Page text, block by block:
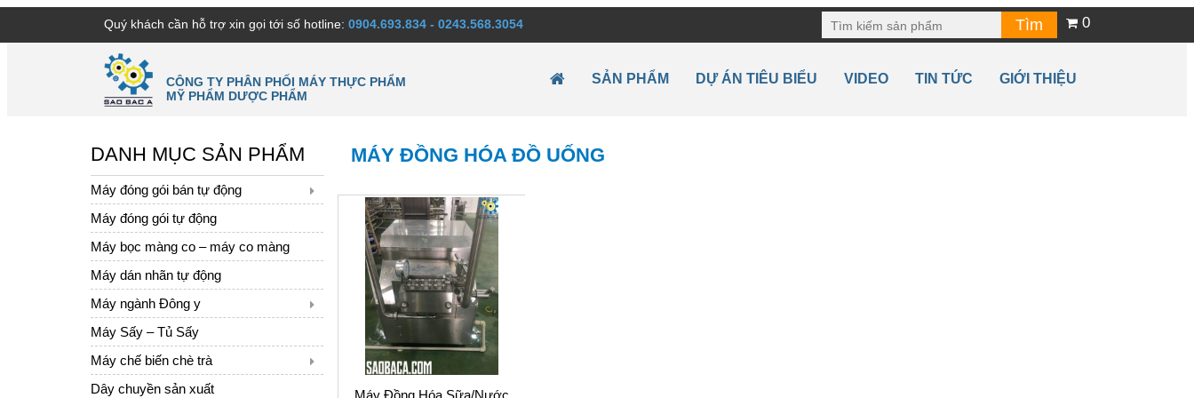
Quý khách cần hỗ trợ xin gọi tới số hotline: 0904.693.834 - 0243.568.3054 0
CÔNG TY PHÂN PHỐI MÁY THỰC PHẨM
MỸ PHẨM DƯỢC PHẨM
SẢN PHẨM DỰ ÁN TIÊU BIỂU VIDEO TIN TỨC GIỚI THIỆU
MÁY ĐỒNG HÓA ĐỒ UỐNG
Máy Đồng Hóa Sữa/Nước
DANH MỤC SẢN PHẨM
Máy đóng gói bán tự động
Máy đóng gói tự động
Máy bọc màng co – máy co màng
Máy dán nhãn tự động
Máy ngành Đông y
Máy Sấy – Tủ Sấy
Máy chế biến chè trà
Dây chuyền sản xuất